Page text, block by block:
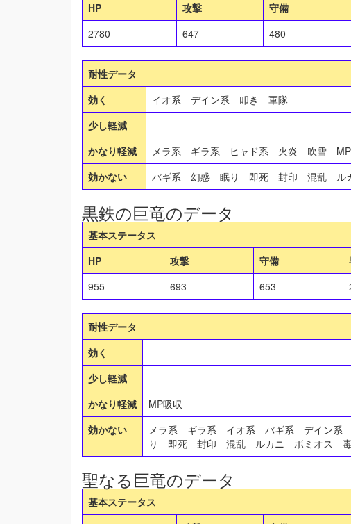
HP
攻撃 守備
2780
647 480
耐性データ
効く
イオ系 デイン系 叩き 軍隊
少し軽減
かなり軽減
メラ系 ギラ系 ヒャド系 火炎 吹雪
効かない
バギ系 幻惑 眠り 即死 封印 混乱 ル
黒鉄の巨竜のデータ
基本ステータス
HP
攻撃 守備
955
693 653
耐性データ
効く
少し軽減
かなり軽減
MP吸収
効かない
メラ系 ギラ系 イオ系 バギ系 デイン
り 即死 封印 混乱 ルカニ ボミオス
聖なる巨竜のデータ
基本ステータス